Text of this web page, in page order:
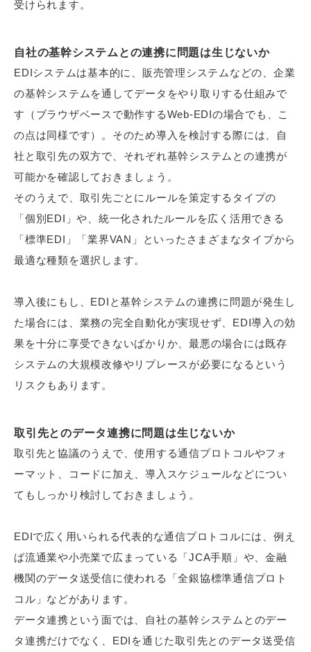
受けられます。
自社の基幹システムとの連携に問題は生じないか
EDIシステムは基本的に、販売管理システムなどの、企業
の基幹システムを通してデータをやり取りする仕組みで
す（ブラウザベースで動作するWeb-EDIの場合でも、こ
の点は同様です）。そのため導入を検討する際には、自
社と取引先の双方で、それぞれ基幹システムとの連携が
可能かを確認しておきましょう。
そのうえで、取引先ごとにルールを策定するタイプの
「個別EDI」や、統一化されたルールを広く活用できる
「標準EDI」「業界VAN」といったさまざまなタイプから
最適な種類を選択します。
導入後にもし、EDIと基幹システムの連携に問題が発生し
た場合には、業務の完全自動化が実現せず、EDI導入の効
果を十分に享受できないばかりか、最悪の場合には既存
システムの大規模改修やリプレースが必要になるという
リスクもあります。
取引先とのデータ連携に問題は生じないか
取引先と協議のうえで、使用する通信プロトコルやフォ
ーマット、コードに加え、導入スケジュールなどについ
てもしっかり検討しておきましょう。
EDIで広く用いられる代表的な通信プロトコルには、例え
ば流通業や小売業で広まっている「JCA手順」や、金融
機関のデータ送受信に使われる「全銀協標準通信プロト
コル」などがあります。
データ連携という面では、自社の基幹システムとのデー
タ連携だけでなく、EDIを通じた取引先とのデータ送受信